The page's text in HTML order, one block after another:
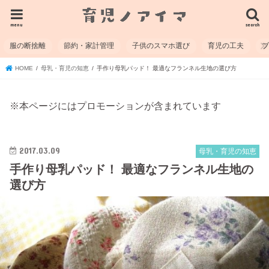
search
menu
服の断捨離 節約・家計管理 子供のスマホ選び 育児の工夫
HOME 母乳・育児の知恵 手作り母乳パッド！ 最適なフランネル生地の選び方
※本ページにはプロモーションが含まれています
母乳・育児の知恵
2017.03.09
手作り母乳パッド！ 最適なフランネル生地の
選び方